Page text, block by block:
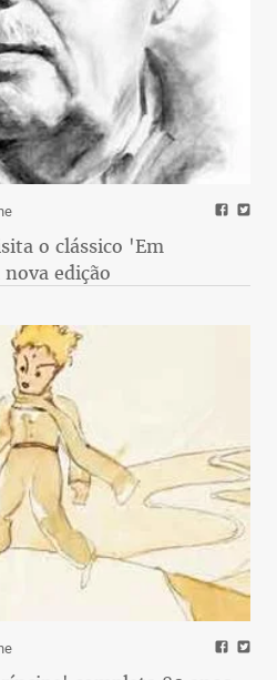
o clássico 'Em
edição